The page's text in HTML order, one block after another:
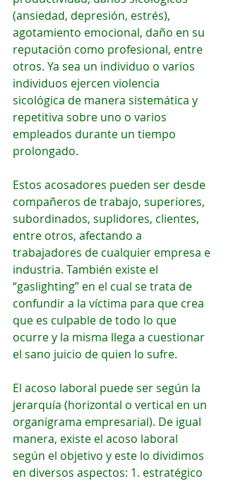
(ansiedad, depresión, estrés),
agotamiento emocional, daño en su
reputación como profesional, entre
otros. Ya sea un individuo o varios
individuos ejercen violencia
sicológica de manera sistemática y
repetitiva sobre uno o varios
empleados durante un tiempo
prolongado.
Estos acosadores pueden ser desde
compañeros de trabajo, superiores,
subordinados, suplidores, clientes,
entre otros, afectando a
trabajadores de cualquier empresa e
industria. También existe el
“gaslighting” en el cual se trata de
confundir a la víctima para que crea
que es culpable de todo lo que
ocurre y la misma llega a cuestionar
el sano juicio de quien lo sufre.
El acoso laboral puede ser según la
jerarquía (horizontal o vertical en un
organigrama empresarial). De igual
manera, existe el acoso laboral
según el objetivo y este lo dividimos
en diversos aspectos: 1. estratégico